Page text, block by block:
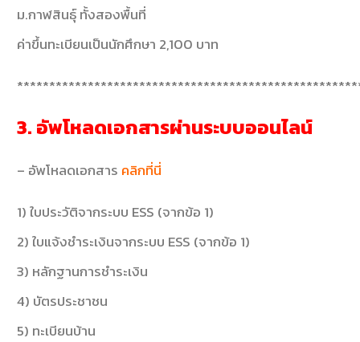
ม.กาฬสินธุ์ ทั้งสองพื้นที่
ค่าขึ้นทะเบียนเป็นนักศึกษา 2,100 บาท
3. อัพโหลดเอกสารผ่านระบบออนไลน์
– อัพโหลดเอกสาร คลิกที่นี่
1) ใบประวัติจากระบบ ESS (จากข้อ 1)
2) ใบแจ้งชำระเงินจากระบบ ESS (จากข้อ 1)
3) หลักฐานการชำระเงิน
4) บัตรประชาชน
5) ทะเบียนบ้าน